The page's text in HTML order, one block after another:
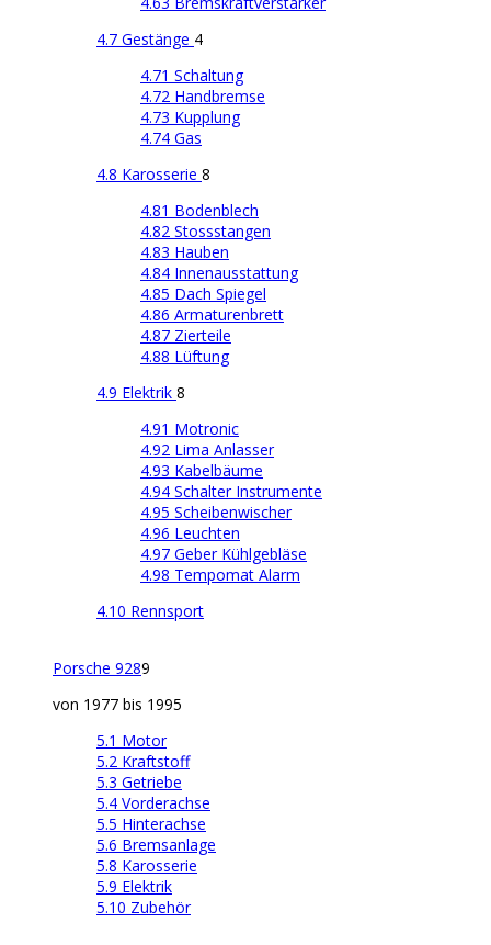
4.7 Gestänge 4
4.71 Schaltung
4.72 Handbremse
4.73 Kupplung
4.74 Gas
4.8 Karosserie 8
4.81 Bodenblech
4.82 Stossstangen
4.83 Hauben
4.84 Innenausstattung
4.85 Dach Spiegel
4.86 Armaturenbrett
4.87 Zierteile
4.88 Lüftung
4.9 Elektrik 8
4.91 Motronic
4.92 Lima Anlasser
4.93 Kabelbäume
4.94 Schalter Instrumente
4.95 Scheibenwischer
4.96 Leuchten
4.97 Geber Kühlgebläse
4.98 Tempomat Alarm
4.10 Rennsport
Porsche 9289
von 1977 bis 1995
5.1 Motor
5.2 Kraftstoff
5.3 Getriebe
5.4 Vorderachse
5.5 Hinterachse
5.6 Bremsanlage
5.8 Karosserie
5.9 Elektrik
5.10 Zubehör